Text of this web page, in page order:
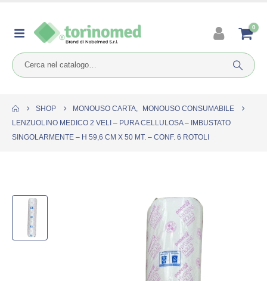
0
SHOP MONOUSO CARTA,
MONOUSO CONSUMABILE
LENZUOLINO MEDICO 2 VELI – PURA CELLULOSA – IMBUSTATO
SINGOLARMENTE – H 59,6 CM X 50 MT. – CONF. 6 ROTOLI